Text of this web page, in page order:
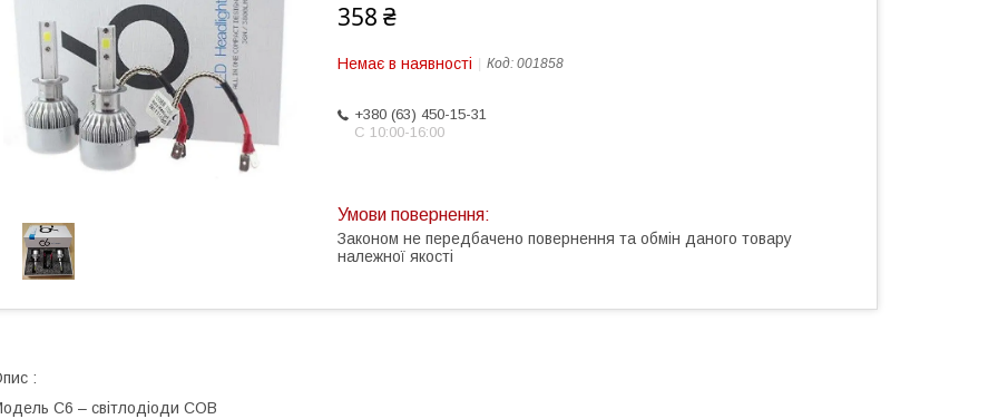
358 ₴
Немає в наявності Код: 001858
+380 (63) 450-15-31
С 10:00-16:00
Законом не передбачено повернення та обмін даного товару
належної якості
:
C6 – світлодіоди COB